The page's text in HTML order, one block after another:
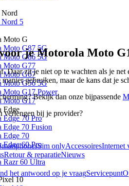
Nord
Nord 5
Moto G
Moto G87 5G
Moto G86 5G
Moto G77
Moto G67
Moto G56 5G
Moto G17 Power
Moto G17
Edge
Edge 70 Pro
Edge 70 Fusion
Edge 70
Edge 60 Pro
Razr 60 Ultra
10
je Motorola Moto
Daar zit je niet op te wachten als je
manier gebruiken, maar de kans dat je
Bekijk dan onze bijpassende
verlengen bij je provider?
Sim onlyAccessoiresInternet
Retour & reparatieNieuws
het antwoord op je vraagServicepunt